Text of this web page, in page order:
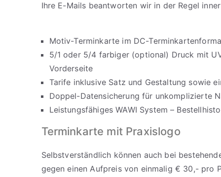
Ihre E-Mails beantworten wir in der Regel
Motiv-Terminkarte im DC-
5/1 oder 5/4 farbiger (optional) Druck mit
Vorderseite
Tarife inklusive Satz und Gestaltung sowie
Doppel-Datensicherung für unkomplizierte
Leistungsfähiges WAWI System –
Terminkarte mit Praxislogo
Selbstverständlich können auch bei
gegen einen Aufpreis von einmalig € 30,- pro